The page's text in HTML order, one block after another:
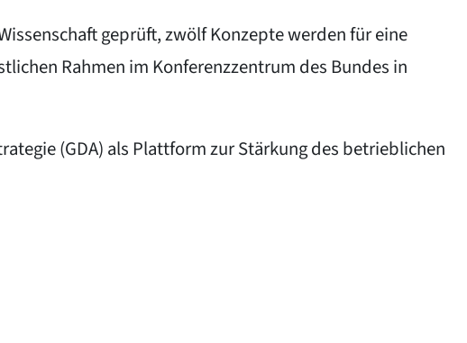
geprüft, zwölf Konzepte werden für eine
Rahmen im Konferenzzentrum des Bundes in
(GDA) als Plattform zur Stärkung des betrieblichen